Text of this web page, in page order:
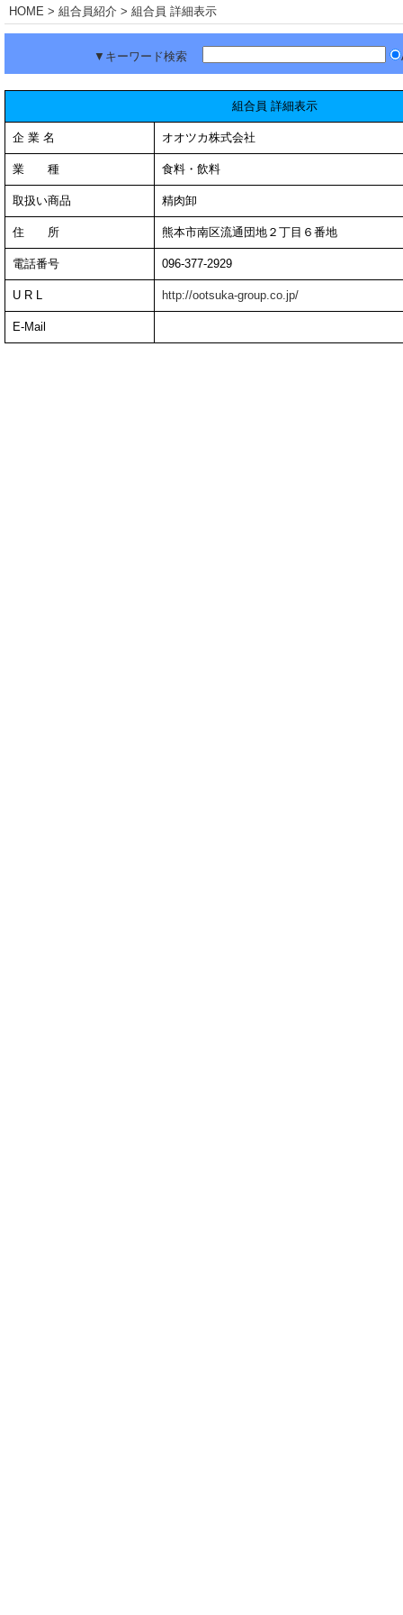
HOME > 組合員紹介 > 組合員 詳細表示
▼キーワード検索
組合員 詳細表示
企 業 名 オオツカ株式会社
業 種 食料・飲料
取扱い商品 精肉卸
住 所 熊本市南区流通団地２丁目６番地
電話番号 096-377-2929
U R L http://ootsuka-group.co.jp/
E-Mail